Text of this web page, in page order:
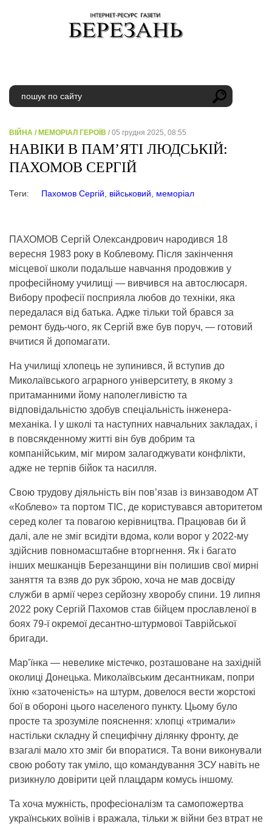
ВІЙНА / МЕМОРІАЛ ГЕРОЇВ / 05 грудня 2025, 08:55
НАВІКИ В ПАМ’ЯТІ ЛЮДСЬКІЙ:
ПАХОМОВ СЕРГІЙ
Теги: Пахомов Сергій військовий меморіал
ПАХОМОВ Сергій Олександрович народився 18
вересня 1983 року в Коблевому. Після закінчення
місцевої школи подальше навчання продовжив у
професійному училищі — вивчився на автослюсаря.
Вибору професії посприяла любов до техніки, яка
передалася від батька. Адже тільки той брався за
ремонт будь-чого, як Сергій вже був поруч, — готовий
вчитися й допомагати.
На училищі хлопець не зупинився, й вступив до
Миколаївського аграрного університету, в якому з
притаманними йому наполегливістю та
відповідальністю здобув спеціальність інженера-
механіка. І у школі та наступних навчальних закладах, і
в повсякденному житті він був добрим та
компанійським, міг миром залагоджувати конфлікти,
адже не терпів бійок та насилля.
Свою трудову діяльність він пов’язав із винзаводом АТ
«Коблево» та портом ТІС, де користувався авторитетом
серед колег та повагою керівництва. Працював би й
далі, але не зміг всидіти вдома, коли ворог у 2022-му
здійснив повномасштабне вторгнення. Як і багато
інших мешканців Березанщини він полишив свої мирні
заняття та взяв до рук зброю, хоча не мав досвіду
служби в армії через серйозну хворобу спини. 19 липня
2022 року Сергій Пахомов став бійцем прославленої в
боях 79-ї окремої десантно-штурмової Таврійської
бригади.
Мар’їнка — невелике містечко, розташоване на західній
околиці Донецька. Миколаївським десантникам, попри
їхню «заточеність» на штурм, довелося вести жорстокі
бої в обороні цього населеного пункту. Цьому було
просте та зрозуміле пояснення: хлопці «тримали»
настільки складну й специфічну ділянку фронту, де
взагалі мало хто зміг би впоратися. Та вони виконували
свою роботу так уміло, що командування ЗСУ навіть не
ризикнуло довірити цей плацдарм комусь іншому.
Та хоча мужність, професіоналізм та самопожертва
українських воїнів і вражала, тільки ж війни без втрат не